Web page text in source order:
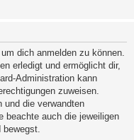
dich anmelden zu können.
erledigt und ermöglicht dir,
Administration kann
zuweisen.
und die verwandten
beachte auch die jeweiligen